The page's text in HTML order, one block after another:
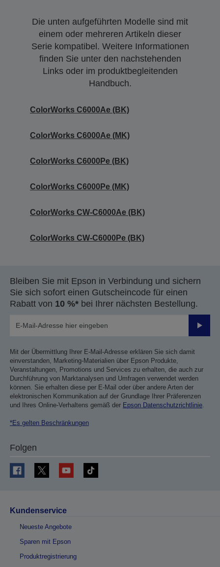
Die unten aufgeführten Modelle sind mit
einem oder mehreren Artikeln dieser
Serie kompatibel. Weitere Informationen
finden Sie unter den nachstehenden
Links oder im produktbegleitenden
Handbuch.
ColorWorks C6000Ae (BK)
ColorWorks C6000Ae (MK)
ColorWorks C6000Pe (BK)
ColorWorks C6000Pe (MK)
ColorWorks CW-C6000Ae (BK)
ColorWorks CW-C6000Pe (BK)
Bleiben Sie mit Epson in Verbindung und sichern
Sie sich sofort einen Gutscheincode für einen
Rabatt von 10 %* bei Ihrer nächsten Bestellung.
Mit der Übermittlung Ihrer E-Mail-Adresse erklären Sie sich damit
einverstanden, Marketing-Materialien über Epson Produkte,
Veranstaltungen, Promotions und Services zu erhalten, die auch zur
Durchführung von Marktanalysen und Umfragen verwendet werden
können. Sie erhalten diese per E-Mail oder über andere Arten der
elektronischen Kommunikation auf der Grundlage Ihrer Präferenzen
und Ihres Online-Verhaltens gemäß der Epson Datenschutzrichtlinie.
*Es gelten Beschränkungen
Folgen
Kundenservice
Neueste Angebote
Sparen mit Epson
Produktregistrierung